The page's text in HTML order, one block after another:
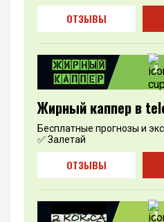
ОТЗЫВЫ
2
Жирный каппер в
Бесплатные прогнозы и
✅ Залетай
ОТЗЫВЫ
3